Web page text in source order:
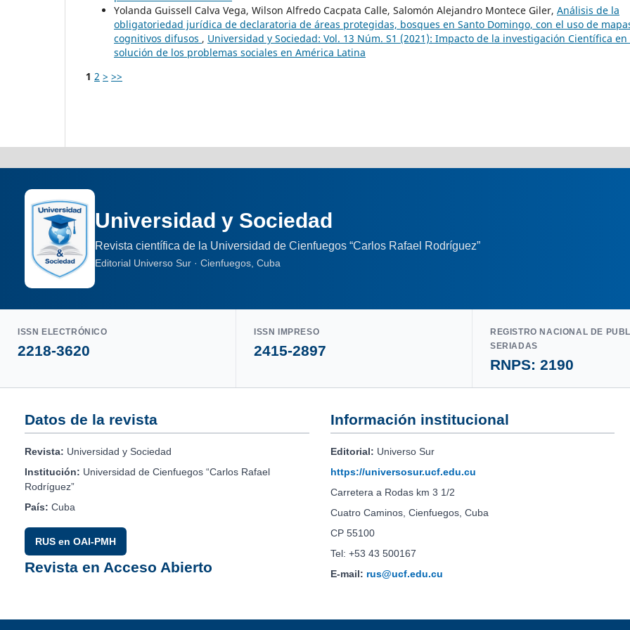
Yolanda Guissell Calva Vega, Wilson Alfredo Cacpata Calle, Salomón Alejandro Montece Giler, Análisis de la
obligatoriedad jurídica de declaratoria de áreas protegidas, bosques en Santo Domingo, con el uso de
cognitivos difusos , Universidad y Sociedad: Vol. 13 Núm. S1 (2021): Impacto de la investigación Científica en
solución de los problemas sociales en América Latina
1 2 > >>
Universidad y Sociedad
Revista científica de la Universidad de Cienfuegos “Carlos Rafael Rodríguez”
Editorial Universo Sur · Cienfuegos, Cuba
ISSN ELECTRÓNICO
2218-3620
ISSN IMPRESO
2415-2897
REGISTRO NACIONAL DE
SERIADAS
RNPS: 2190
Datos de la revista
Revista: Universidad y Sociedad
Institución: Universidad de Cienfuegos “Carlos Rafael
Rodríguez”
País: Cuba
RUS en OAI-PMH
Revista en Acceso Abierto
Información institucional
Editorial: Universo Sur
https://universosur.ucf.edu.cu
Carretera a Rodas km 3 1/2
Cuatro Caminos, Cienfuegos, Cuba
CP 55100
Tel: +53 43 500167
E-mail: rus@ucf.edu.cu